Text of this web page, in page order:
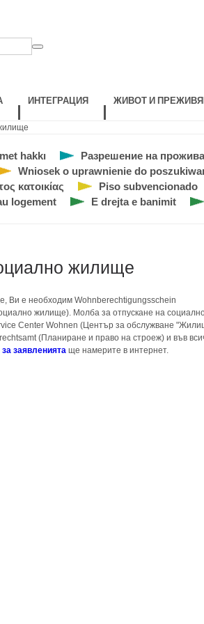
ИНТЕГРАЦИЯ ЖИВОТ И
hakkı
Разрешение на
Wniosek o uprawnienie do
κατοικίας
Piso subvencionado
logement E drejta e banimit
жилище
Ви е необходим Wohnberechtigungsschein
жилище). Молба за отпускане на
Center Wohnen (Център за обслужване
(Планиране и право на строеж) и във
заявленията ще намерите в интернет.